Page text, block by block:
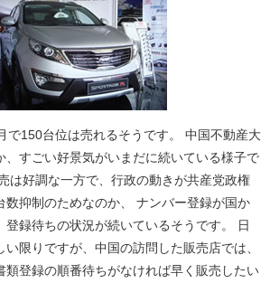
で150台位は売れるそうです。 中国不動産大
すごい好景気がいまだに続いている様子で
は好調な一方で、行政の動きが共産党政権
数抑制のためなのか、 ナンバー登録が国か
登録待ちの状況が続いているそうです。 日
限りですが、中国の訪問した販売店では、
類登録の順番待ちがなければ早く販売したい